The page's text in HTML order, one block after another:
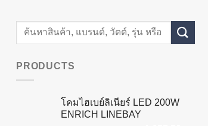
Search
for:
PRODUCTS
โคมไฮเบย์ลิเนียร์ LED 200W
ENRICH LINEBAY